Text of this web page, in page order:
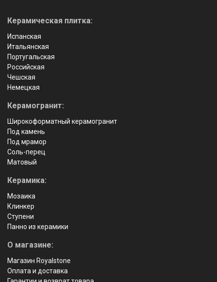
Керамическая плитка:
Испанская
Итальянская
Португальская
Российская
Чешская
Немецкая
Керамогранит:
Широкоформатный керамогранит
Под камень
Под мрамор
Соль-перец
Матовый
Керамика:
Мозаика
Клинкер
Ступени
Панно из керамики
О магазине:
Магазин Royalstone
Оплата и доставка